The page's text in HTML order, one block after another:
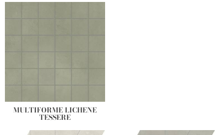
MULTIFORME LICHENE
TESSERE